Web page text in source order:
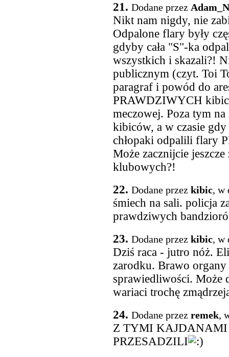
21. Dodane przez
Nikt nam nigdy, nie
Odpalone flary były
gdyby cała "S"-ka
wszystkich i skazali?!
publicznym (czyt. Toi
paragraf i powód do
PRAWDZIWYCH
meczowej. Poza tym
kibiców, a w czasie
chłopaki odpalili flary
Może zacznijcie
klubowych?!
22. Dodane przez kibic, w
śmiech na sali. policja
prawdziwych
23. Dodane przez kibic, w
Dziś raca - jutro nóż.
zarodku. Brawo
sprawiedliwości. Może
wariaci trochę
24. Dodane przez remek,
Z TYMI KAJDANAMI
PRZESADZILI